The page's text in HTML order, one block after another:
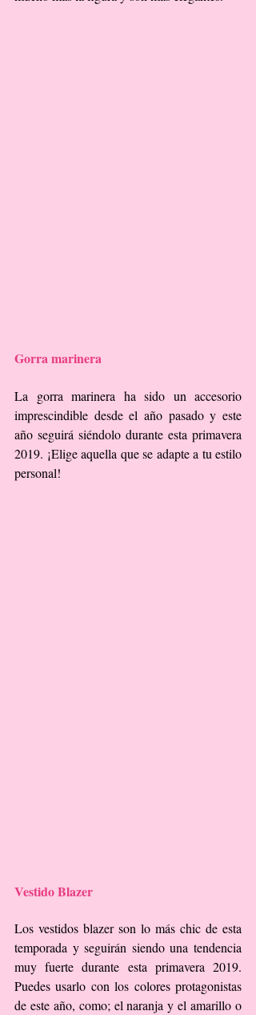
Gorra marinera
La gorra marinera ha sido un accesorio
imprescindible desde el año pasado y este
año seguirá siéndolo durante esta primavera
2019. ¡Elige aquella que se adapte a tu estilo
personal!
Vestido Blazer
Los vestidos blazer son lo más chic de esta
temporada y seguirán siendo una tendencia
muy fuerte durante esta primavera 2019.
Puedes usarlo con los colores protagonistas
de este año, como; el naranja y el amarillo o